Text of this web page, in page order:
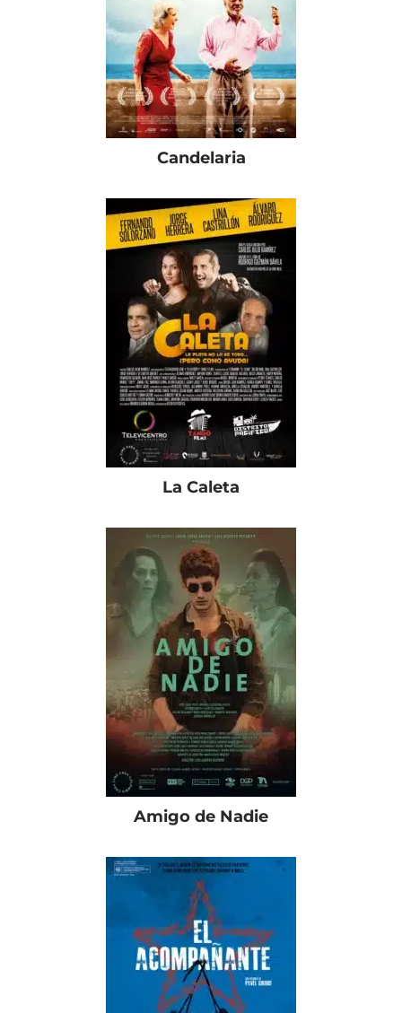
Candelaria
La Caleta
Amigo de Nadie